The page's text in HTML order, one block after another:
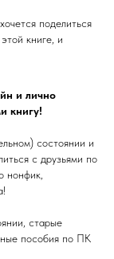
поделиться
книге, и
и лично
книгу!
состоянии и
с друзьями по
нонфик,
старые
пособия по ПК